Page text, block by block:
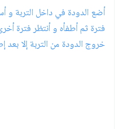
أضع الدودة في داخل التربة و
فترة ثم أطفأه و أنتظر فترة
خروج الدودة من التربة إلا بعد